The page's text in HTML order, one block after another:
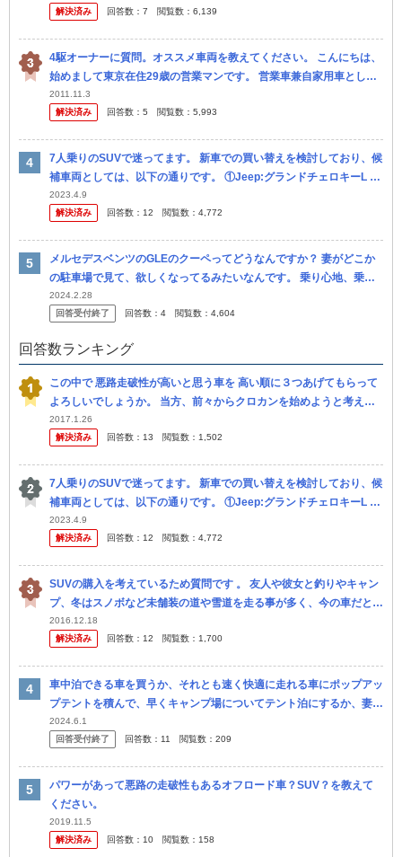
くは...
解決済み 回答数： 7 閲覧数： 6,139
4駆オーナーに質問。オススメ車両を教えてください。 こんにちは、
始めまして東京在住29歳の営業マンです。 営業車兼自家用車としてT
31型エクストレイルを所有しております。 現在新車購入から1年...
2011.11.3
解決済み
回答数： 5 閲覧数： 5,993
7人乗りのSUVで迷ってます。 新車での買い替えを検討しており、候
補車両としては、以下の通りです。 ①Jeep:グランドチェロキーL ②
BMW:X7 ③ランドローバー:ディフェンダー ④ランド...
2023.4.9
解決済み
回答数： 12 閲覧数： 4,772
メルセデスベンツのGLEのクーペってどうなんですか？ 妻がどこか
の駐車場で見て、欲しくなってるみたいなんです。 乗り心地、乗り
やすさ、パワー、視界、燃費、故障など、知ってること何でも教えて
くだ...
2024.2.28
回答受付終了
回答数： 4 閲覧数： 4,604
回答数ランキング
この中で 悪路走破性が高いと思う車を 高い順に３つあげてもらって
よろしいでしょうか。 当方、前々からクロカンを始めようと考えて
います。 ですが、いくらカタログ値を比較したり、レビューを読ん
でみて...
2017.1.26
解決済み
回答数： 13 閲覧数： 1,502
7人乗りのSUVで迷ってます。 新車での買い替えを検討しており、候
補車両としては、以下の通りです。 ①Jeep:グランドチェロキーL ②
BMW:X7 ③ランドローバー:ディフェンダー ④ランド...
2023.4.9
解決済み
回答数： 12 閲覧数： 4,772
SUVの購入を考えているため質問です 。 友人や彼女と釣りやキャン
プ、冬はスノボなど未舗装の道や雪道を走る事が多く、今の車だと狭
くて使い勝手が悪いのと、雪が引っかかって動けなくなったりバンパ
ーが...
2016.12.18
解決済み
回答数： 12 閲覧数： 1,700
車中泊できる車を買うか、それとも速く快適に走れる車にポップアッ
プテントを積んで、早くキャンプ場についてテント泊にするか、妻と
意見が合いません。 自分は車中泊できる車を買えば、テント泊も両
方できる...
2024.6.1
回答受付終了
回答数： 11 閲覧数： 209
パワーがあって悪路の走破性もあるオフロード車？SUV？を教えて
ください。
2019.11.5
解決済み
回答数： 10 閲覧数： 158